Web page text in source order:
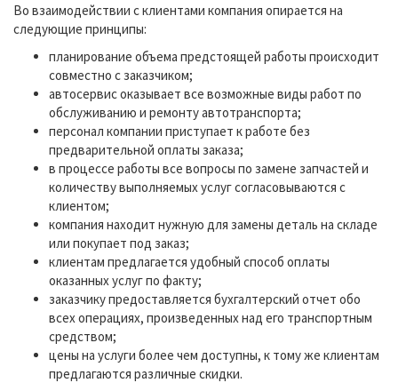
Во взаимодействии с клиентами компания опирается на
следующие принципы:
планирование объема предстоящей работы происходит
совместно с заказчиком;
автосервис оказывает все возможные виды работ по
обслуживанию и ремонту автотранспорта;
персонал компании приступает к работе без
предварительной оплаты заказа;
в процессе работы все вопросы по замене запчастей и
количеству выполняемых услуг согласовываются с
клиентом;
компания находит нужную для замены деталь на складе
или покупает под заказ;
клиентам предлагается удобный способ оплаты
оказанных услуг по факту;
заказчику предоставляется бухгалтерский отчет обо
всех операциях, произведенных над его транспортным
средством;
цены на услуги более чем доступны, к тому же клиентам
предлагаются различные скидки.